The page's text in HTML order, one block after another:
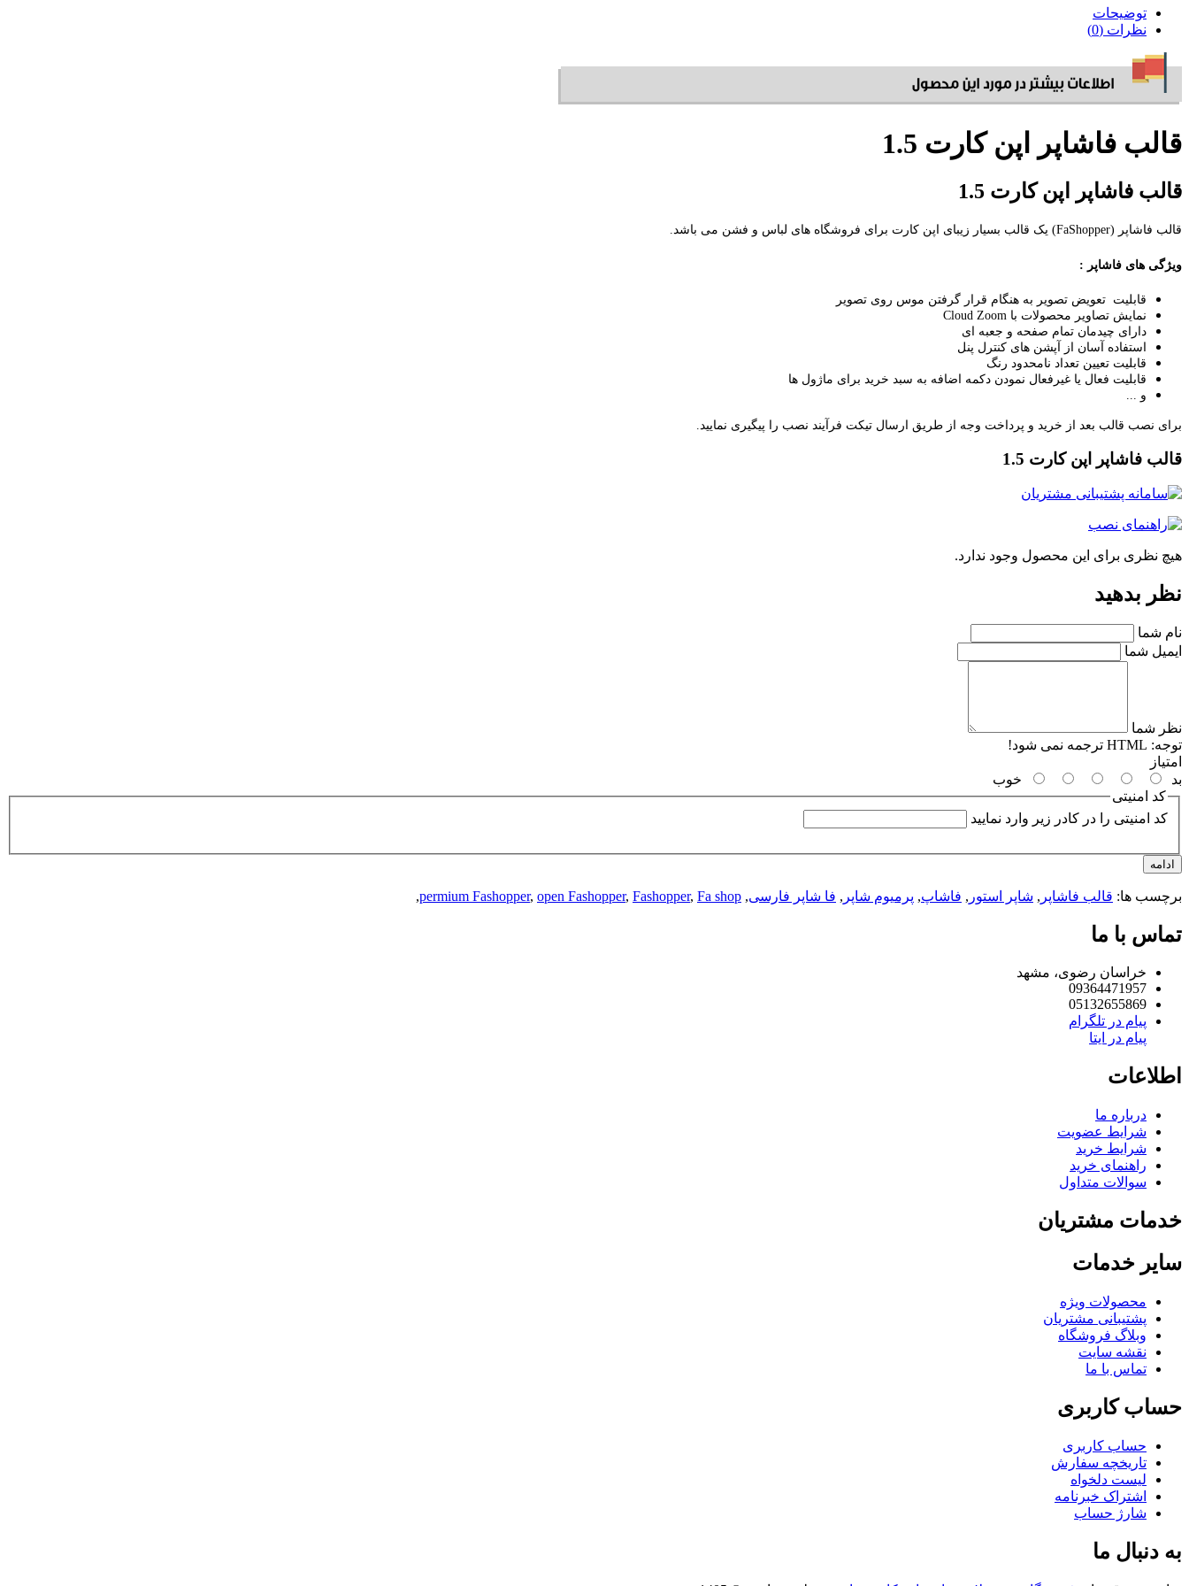
توضیحات
نظرات (0)
قالب فاشاپر اپن کارت 1.5
قالب فاشاپر اپن کارت 1.5
قالب فاشاپر (FaShopper) یک قالب بسیار زیبای اپن کارت برای فروشگاه های لباس و فشن می باشد.
ویژگی های فاشاپر :
قابلیت تعویض تصویر به هنگام قرار گرفتن موس روی تصویر
نمایش تصاویر محصولات با Cloud Zoom
دارای چیدمان تمام صفحه و جعبه ای
استفاده آسان از آپشن های کنترل پنل
قابلیت تعیین تعداد نامحدود رنگ
قابلیت فعال یا غیرفعال نمودن دکمه اضافه به سبد خرید برای ماژول ها
و ...
برای نصب قالب بعد از خرید و پرداخت وجه از طریق ارسال تیکت فرآیند نصب را پیگیری نمایید.
قالب فاشاپر اپن کارت 1.5
هیچ نظری برای این محصول وجود ندارد.
نظر بدهید
نام شما
ایمیل شما
نظر شما
توجه:
امتیاز
بد
خوب
کد امنیتی
کد امنیتی را در کادر زیر وارد نمایید
ادامه
برچسب ها: قالب فاشاپر , شاپر استور , فاشاپ, پرمیوم شاپر , فا شاپر فارسی,
permium Fashopper, open Fashopper, Fashopper, Fa shop
,
تماس با ما
خراسان رضوی، مشهد
09364471957
05132655869
پیام در تلگرام
پیام در ایتا
اطلاعات
درباره ما
شرایط عضویت
شرایط خرید
راهنمای خرید
سوالات متداول
خدمات مشتریان
سایر خدمات
محصولات ویژه
پشتیبانی مشتریان
وبلاگ فروشگاه
نقشه سایت
تماس با ما
حساب کاربری
حساب کاربری
تاریخچه سفارش
لیست دلخواه
اشتراک خبرنامه
شارژ حساب
به دنبال ما